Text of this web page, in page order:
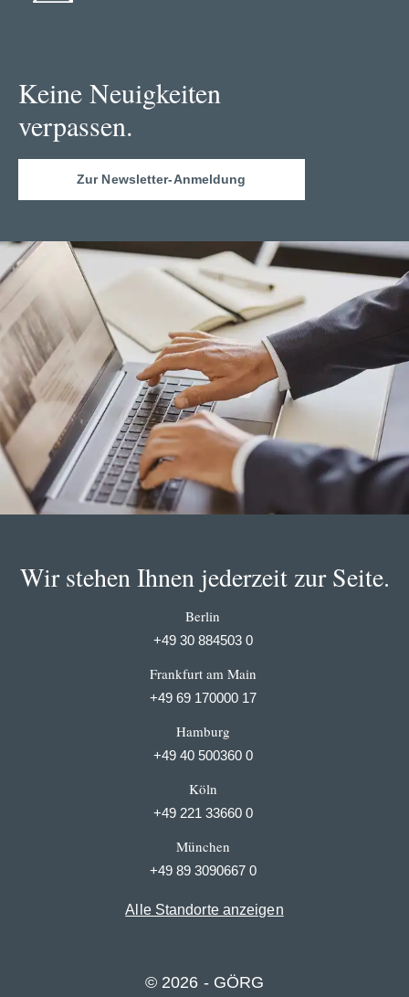
Keine Neuigkeiten
verpassen.
Zur Newsletter-Anmeldung
Wir stehen Ihnen jederzeit zur Seite.
Berlin
+49 30 884503 0
Frankfurt am Main
+49 69 170000 17
Hamburg
+49 40 500360 0
Köln
+49 221 33660 0
München
+49 89 3090667 0
Alle Standorte anzeigen
© 2026 - GÖRG